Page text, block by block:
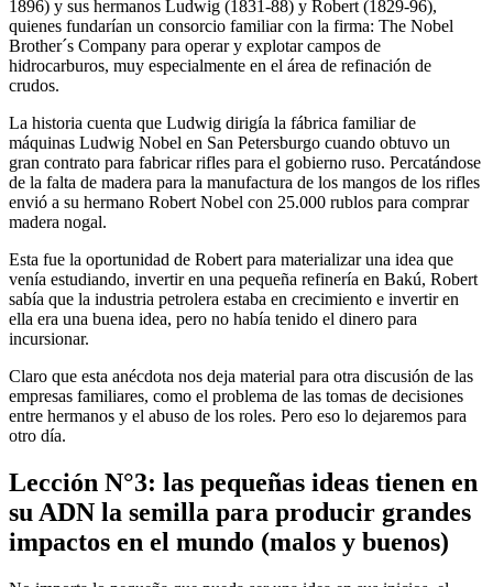
1896) y sus hermanos Ludwig (1831-88) y Robert (1829-96),
quienes fundarían un consorcio familiar con la firma: The Nobel
Brother´s Company para operar y explotar campos de
hidrocarburos, muy especialmente en el área de refinación de
crudos.
La historia cuenta que Ludwig dirigía la fábrica familiar de
máquinas Ludwig Nobel en San Petersburgo cuando obtuvo un
gran contrato para fabricar rifles para el gobierno ruso. Percatándose
de la falta de madera para la manufactura de los mangos de los rifles
envió a su hermano Robert Nobel con 25.000 rublos para comprar
madera nogal.
Esta fue la oportunidad de Robert para materializar una idea que
venía estudiando, invertir en una pequeña refinería en Bakú, Robert
sabía que la industria petrolera estaba en crecimiento e invertir en
ella era una buena idea, pero no había tenido el dinero para
incursionar.
Claro que esta anécdota nos deja material para otra discusión de las
empresas familiares, como el problema de las tomas de decisiones
entre hermanos y el abuso de los roles. Pero eso lo dejaremos para
otro día.
Lección N°3: las pequeñas ideas tienen en
su ADN la semilla para producir grandes
impactos en el mundo (malos y buenos)